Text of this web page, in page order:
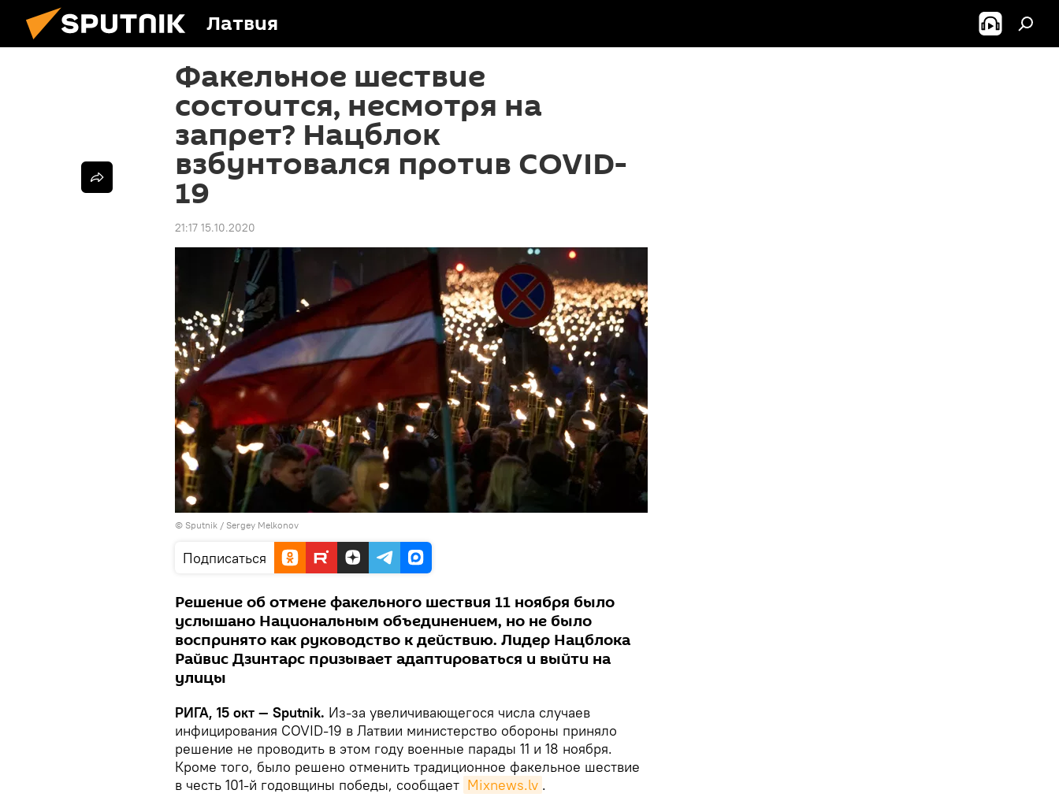
Латвия
Факельное шествие
состоится, несмотря на
запрет? Нацблок
взбунтовался против COVID-
19
21:17 15.10.2020
© Sputnik / Sergey Melkonov
Подписаться
Решение об отмене факельного шествия 11 ноября было
услышано Национальным объединением, но не было
воспринято как руководство к действию. Лидер Нацблока
Райвис Дзинтарс призывает адаптироваться и выйти на
улицы
РИГА, 15 окт — Sputnik. Из-за увеличивающегося числа случаев
инфицирования COVID-19 в Латвии министерство обороны приняло
решение не проводить в этом году военные парады 11 и 18 ноября.
Кроме того, было решено отменить традиционное факельное шествие
в честь 101-й годовщины победы, сообщает Mixnews.lv .